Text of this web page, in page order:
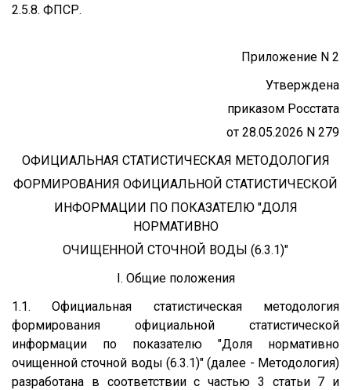
2.5.8. ФПСР.
Приложение N 2
Утверждена
приказом Росстата
от 28.05.2026 N 279
ОФИЦИАЛЬНАЯ СТАТИСТИЧЕСКАЯ МЕТОДОЛОГИЯ
ФОРМИРОВАНИЯ ОФИЦИАЛЬНОЙ СТАТИСТИЧЕСКОЙ
ИНФОРМАЦИИ ПО ПОКАЗАТЕЛЮ "ДОЛЯ
НОРМАТИВНО
ОЧИЩЕННОЙ СТОЧНОЙ ВОДЫ (6.3.1)"
I. Общие положения
1.1. Официальная статистическая методология
формирования официальной статистической
информации по показателю "Доля нормативно
очищенной сточной воды (6.3.1)" (далее - Методология)
разработана в соответствии с частью 3 статьи 7 и